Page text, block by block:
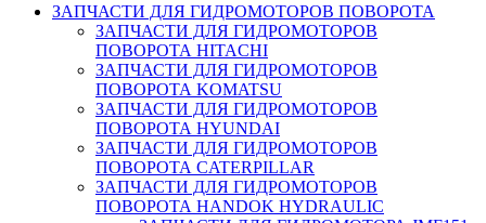
ЗАПЧАСТИ ДЛЯ ГИДРОМОТОРОВ ПОВОРОТА
ЗАПЧАСТИ ДЛЯ ГИДРОМОТОРОВ
ПОВОРОТА HITACHI
ЗАПЧАСТИ ДЛЯ ГИДРОМОТОРОВ
ПОВОРОТА KOMATSU
ЗАПЧАСТИ ДЛЯ ГИДРОМОТОРОВ
ПОВОРОТА HYUNDAI
ЗАПЧАСТИ ДЛЯ ГИДРОМОТОРОВ
ПОВОРОТА CATERPILLAR
ЗАПЧАСТИ ДЛЯ ГИДРОМОТОРОВ
ПОВОРОТА HANDOK HYDRAULIC